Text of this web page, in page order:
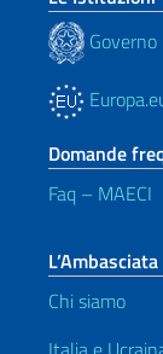
Domande
Faq – MAECI
Chi siamo